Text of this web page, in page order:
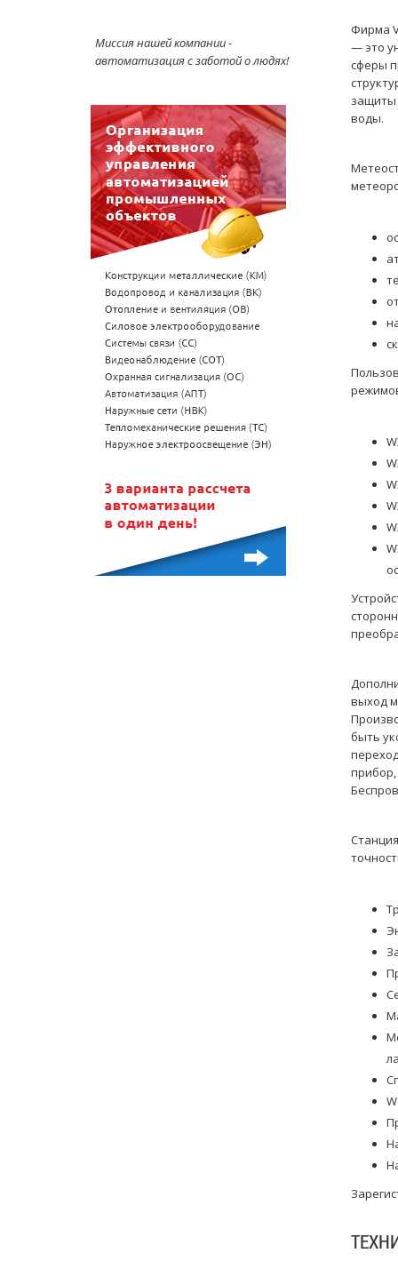
Миссия нашей компании -
автоматизация с заботой о людях!
Фирма
— это
сферы
защиты
воды.
выход
быть